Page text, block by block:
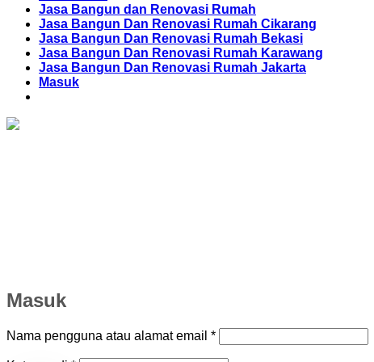
Jasa Bangun dan Renovasi Rumah
Jasa Bangun Dan Renovasi Rumah Cikarang
Jasa Bangun Dan Renovasi Rumah Bekasi
Jasa Bangun Dan Renovasi Rumah Karawang
Jasa Bangun Dan Renovasi Rumah Jakarta
Masuk
Masuk
Nama pengguna atau alamat email *Wajib